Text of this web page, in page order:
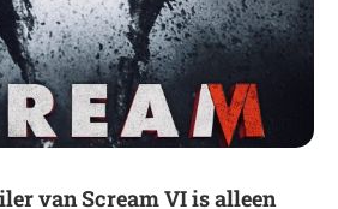
van Scream VI is alleen